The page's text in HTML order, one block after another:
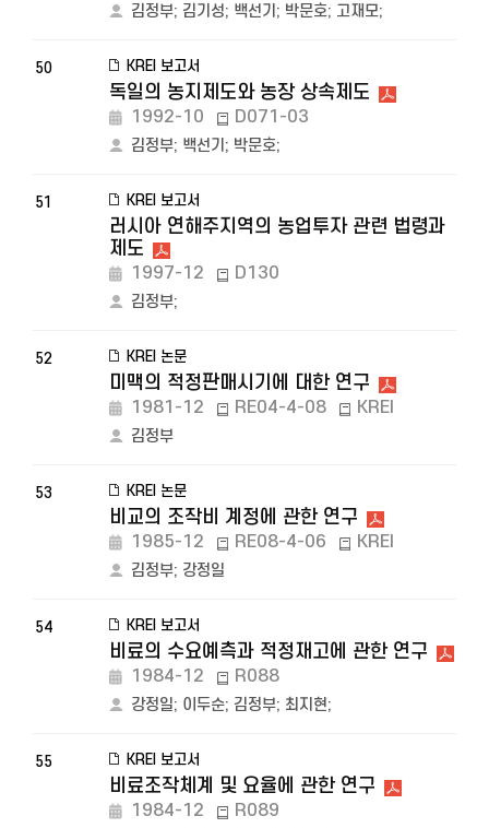
김정부; 김기성; 백선기 ; 박문호; 고재모;
50 KREI 보고서
독일의 농지제도와 농장 상속제도
1992-10 D071-03
김정부; 백선기 ; 박문호;
51 KREI 보고서
러시아 연해주지역의 농업투자 관련 법령과
제도
1997-12 D130
김정부;
52 KREI 논문
미맥의 적정판매시기에 대한 연구
1981-12 RE04-4-08 KREI
김정부
53 KREI 논문
비교의 조작비 계정에 관한 연구
1985-12 RE08-4-06 KREI
김정부; 강정일
54 KREI 보고서
비료의 수요예측과 적정재고에 관한 연구
1984-12 R088
강정일; 이두순; 김정부; 최지현;
55 KREI 보고서
비료조작체계 및 요율에 관한 연구
1984-12 R089